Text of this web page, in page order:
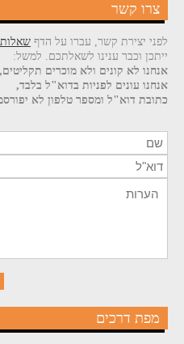
צרו קשר
לפני יצירת קשר, עברו על הדף שאלות
ייתכן וכבר ענינו לשאלתכם. למשל:
אנחנו לא קונים ולא מוכרים תקליטים,
אנחנו עונים לפניות בדוא"ל בלבד,
כתובת דוא"ל ומספר טלפון לא
מפת דרכים